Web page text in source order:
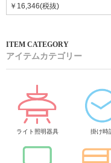
￥16,346(税抜)
アイテムカテゴリー
ライト照明器具 掛け時